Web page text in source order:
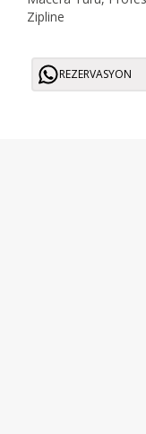
Zipline
REZERVASYON